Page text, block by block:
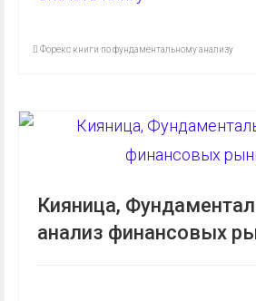
Форекс книги по фундаментальному анализу
Кияница,
анализ финансовых